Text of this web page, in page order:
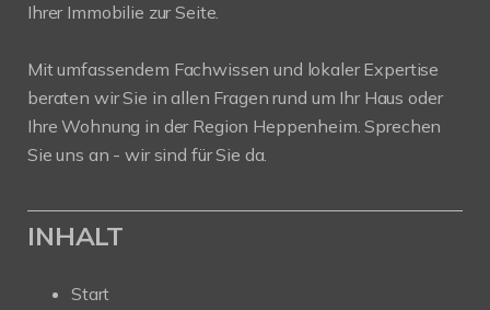
Ihrer Immobilie zur Seite.
Mit umfassendem Fachwissen und lokaler Expertise
beraten wir Sie in allen Fragen rund um Ihr Haus oder
Ihre Wohnung in der Region Heppenheim. Sprechen
Sie uns an - wir sind für Sie da.
INHALT
Start